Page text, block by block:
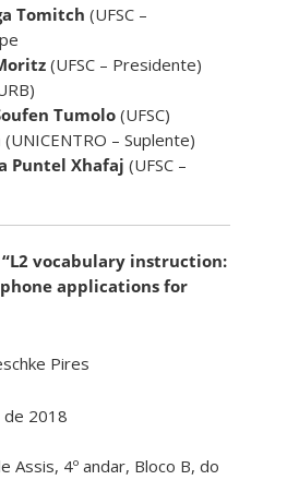
Tomitch(UFSC –
(UFSC – Presidente)
Tumolo(UFSC)
(UNICENTRO – Suplente)
Puntel Xhafaj(UFSC –
“L2 vocabulary instruction:
applications for
Pires
2018
Assis, 4º andar, Bloco B, do